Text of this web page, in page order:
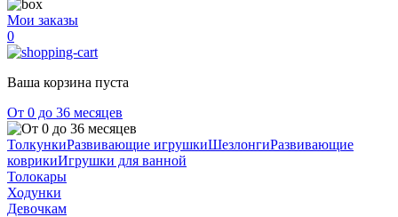
Мои заказы
0
Ваша корзина пуста
От 0 до 36 месяцев
ТолкункиРазвивающие игрушкиШезлонгиРазвивающие
коврикиИгрушки для ванной
Толокары
Ходунки
Девочкам